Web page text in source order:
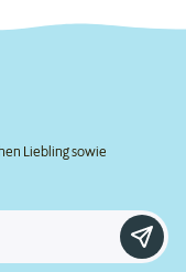
Liebling sowie